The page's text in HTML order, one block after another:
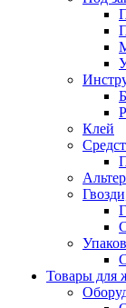
Клей
Товары для